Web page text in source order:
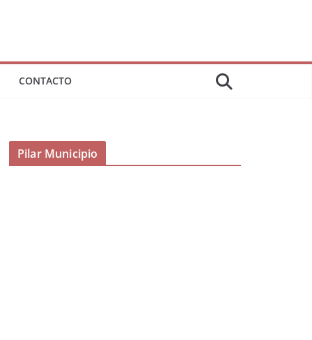
CONTACTO
Pilar Municipio